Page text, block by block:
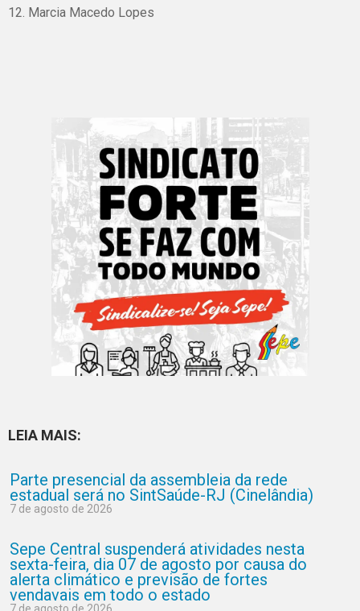
12. Marcia Macedo Lopes
LEIA MAIS:
Parte presencial da assembleia da rede
estadual será no SintSaúde-RJ (Cinelândia)
7 de agosto de 2026
Sepe Central suspenderá atividades nesta
sexta-feira, dia 07 de agosto por causa do
alerta climático e previsão de fortes
vendavais em todo o estado